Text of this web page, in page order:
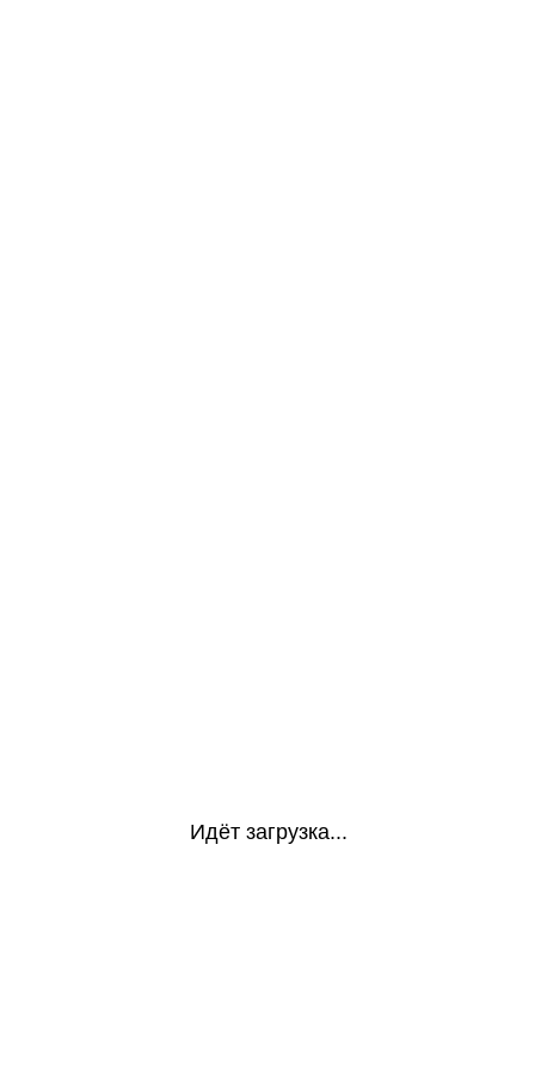
Идёт загрузка...